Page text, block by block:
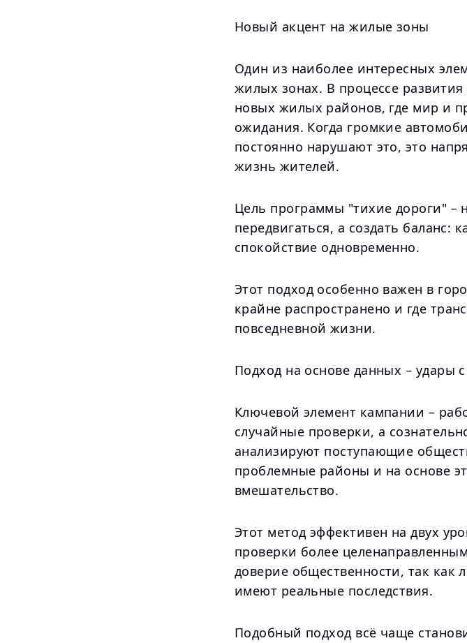
Новый акцент на жилые зоны
Один из наиболее интересных
жилых зонах. В процессе
новых жилых районов, где мир и
ожидания. Когда громкие
постоянно нарушают это, это
жизнь жителей.
Цель программы "тихие дороги" –
передвигаться, а создать баланс:
спокойствие одновременно.
Этот подход особенно важен в
крайне распространено и где
повседневной жизни.
Подход на основе данных – удары
Ключевой элемент кампании –
случайные проверки, а
анализируют поступающие
проблемные районы и на основе
вмешательство.
Этот метод эффективен на двух
проверки более
доверие общественности, так как
имеют реальные последствия.
Подобный подход всё чаще